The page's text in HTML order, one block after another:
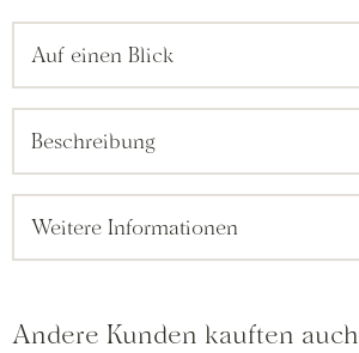
Auf einen Blick
Beschreibung
Weitere Informationen
Andere Kunden kauften auch